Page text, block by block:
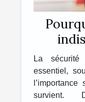
La
essentiel,
survient.